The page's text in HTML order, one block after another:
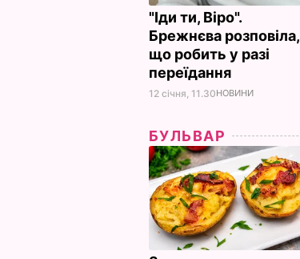
"Іди ти, Віро".
Брежнєва розповіла,
що робить у разі
переїдання
12 січня, 11.30НОВИНИ
БУЛЬВАР